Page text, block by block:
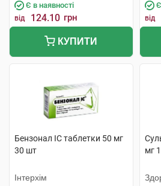
Є в наявності
від 124.10 грн
КУПИТИ
від
Бензонал IC таблетки 50 мг
30 шт
Інтерхім
мг